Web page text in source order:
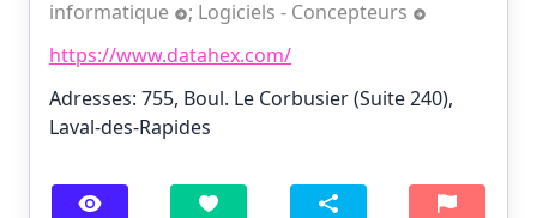
informatique
; Logiciels - Concepteurs
https://www.datahex.com/
Adresses: 755, Boul. Le Corbusier (Suite 240),
Laval-des-Rapides